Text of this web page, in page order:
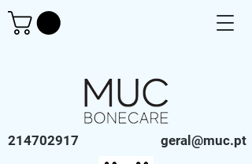
214702917 geral@muc.pt